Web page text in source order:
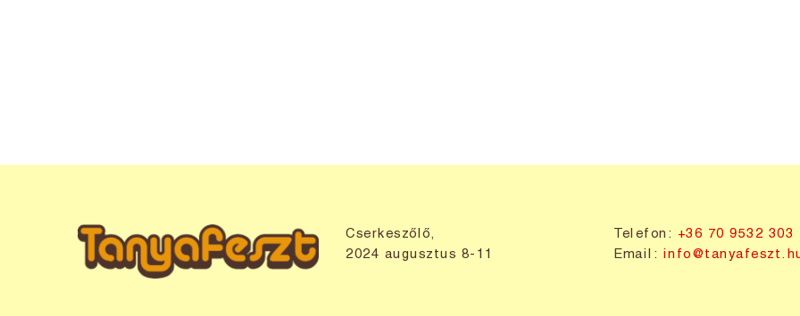
Cserkeszőlő,
2024 augusztus 8-11
Telefon:
+36 70 9532 303
Email: